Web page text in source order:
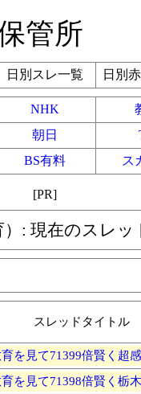
管所
日別スレ一覧 日別
NHK
朝日
BS有料 ス
[PR]
）: 現在のスレッ
スレッドタイトル
を見て71399倍賢く超
を見て71398倍賢く栃